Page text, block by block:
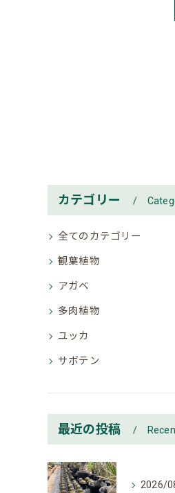
カテゴリー
全てのカテゴリー
観葉植物
アガベ
多肉植物
ユッカ
サボテン
最近の投稿
2026/